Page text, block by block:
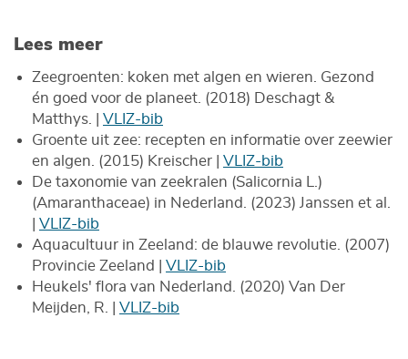
Lees meer
Zeegroenten: koken met algen en wieren. Gezond
én goed voor de planeet. (2018) Deschagt &
Matthys. | VLIZ-bib
Groente uit zee: recepten en informatie over zeewier
en algen. (2015) Kreischer | VLIZ-bib
De taxonomie van zeekralen (Salicornia L.)
(Amaranthaceae) in Nederland. (2023) Janssen et al.
VLIZ-bib
Aquacultuur in Zeeland: de blauwe revolutie. (2007)
Provincie Zeeland | VLIZ-bib
Heukels' flora van Nederland. (2020) Van Der
Meijden, R. | VLIZ-bib